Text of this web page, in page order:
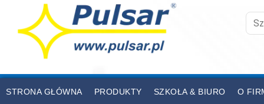
STRONA GŁÓWNA PRODUKTY SZKOŁA & BIURO O